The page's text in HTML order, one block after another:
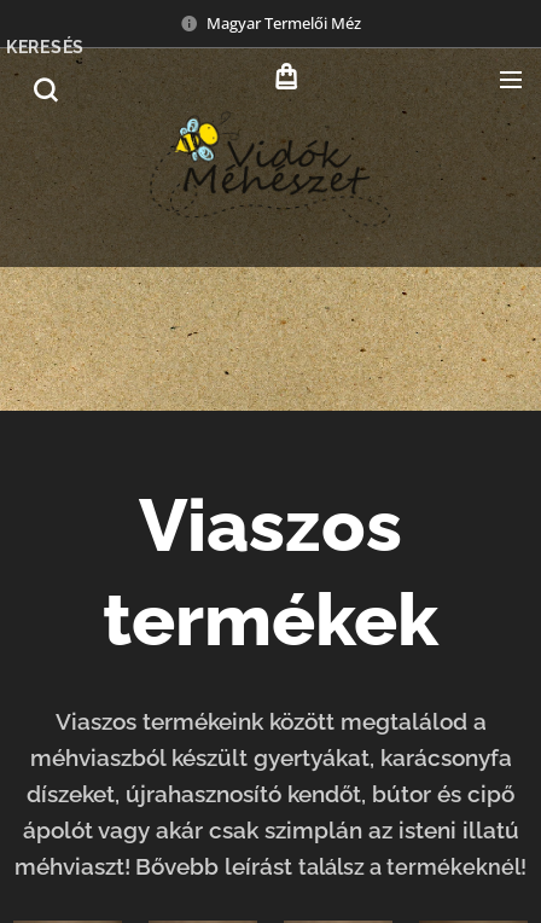
Magyar Termelői Méz
KERESÉS
Viaszos
termékek
Viaszos termékeink között megtalálod a
méhviaszból készült gyertyákat, karácsonyfa
díszeket, újrahasznosító kendőt, bútor és cipő
ápolót vagy akár csak szimplán az isteni illatú
méhviaszt! Bővebb leírást találsza termékeknél!